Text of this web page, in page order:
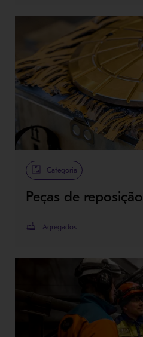
Categoria
Peças de reposição
Agregados